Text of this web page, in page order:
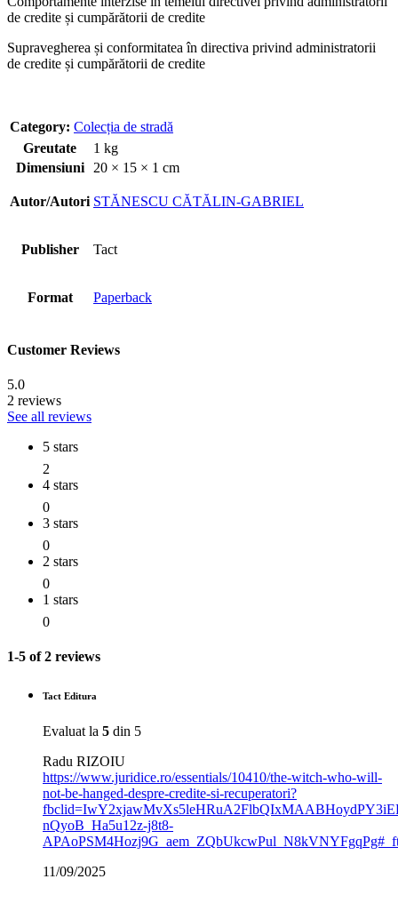
de credite și cumpărătorii de credite
Supravegherea și conformitatea în directiva privind administratorii
de credite și cumpărătorii de credite
Category: Colecția de stradă
Greutate
1 kg
Dimensiuni
20 × 15 × 1 cm
Autor/Autori STĂNESCU CĂTĂLIN‑GABRIEL
Publisher Tact
Format Paperback
Customer Reviews
5.0
2 reviews
See all reviews
5 stars
2
4 stars
0
3 stars
0
2 stars
0
1 stars
0
1-5 of 2 reviews
Tact Editura
Evaluat la 5 din 5
Radu RIZOIU
https://www.juridice.ro/essentials/10410/the-witch-who-will-
not-be-hanged-despre-credite-si-recuperatori?
nQyoB_Ha5u12z-j8t8-
11/09/2025